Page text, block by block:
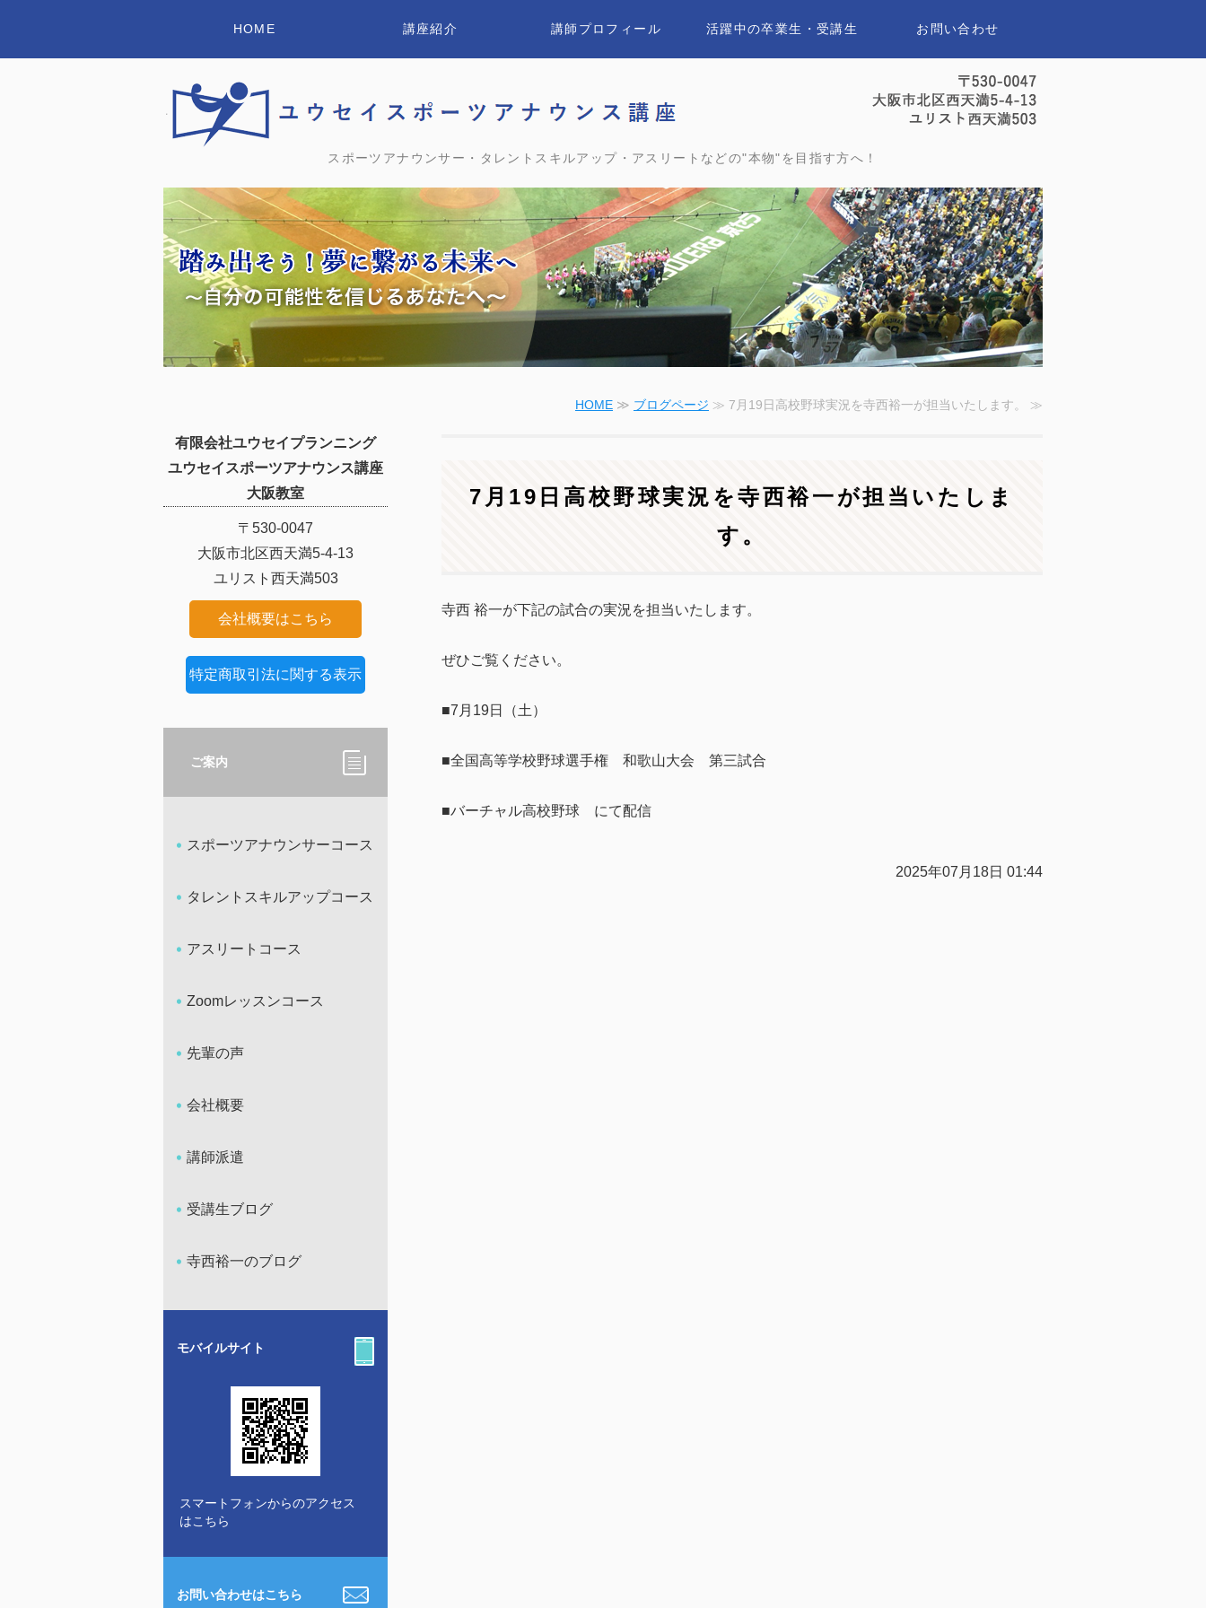
ユウセイスポーツアナウンススクール
スポーツアナウンサー・タレントスキルアップ・アスリートなどの"本物"を目指す方へ！
HOME 講座紹介 講師プロフィール 活躍中の卒業生・受講生 お問い合わせ
HOME ≫ ブログページ ≫ 7月19日高校野球実況を寺西裕一が担当いたします。 ≫
7月19日高校野球実況を寺西裕一が担当いたしま
す。
寺西 裕一が下記の試合の実況を担当いたします。
ぜひご覧ください。
■7月19日（土）
■全国高等学校野球選手権 和歌山大会 第三試合
■バーチャル高校野球 にて配信
2025年07月18日 01:44
有限会社ユウセイプランニング
ユウセイスポーツアナウンス講座
大阪教室
〒530-0047
大阪市北区西天満5-4-13
ユリスト西天満503
会社概要はこちら
特定商取引法に関する表示
ご案内
スポーツアナウンサーコース
タレントスキルアップコース
アスリートコース
Zoomレッスンコース
先輩の声
会社概要
講師派遣
受講生ブログ
寺西裕一のブログ
モバイルサイト
スマートフォンからのアクセス
はこちら
お問い合わせはこちら